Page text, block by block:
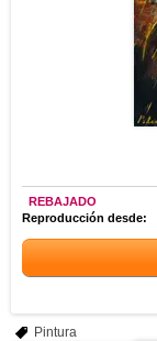
REBAJADO
Reproducción desde:
Pintura